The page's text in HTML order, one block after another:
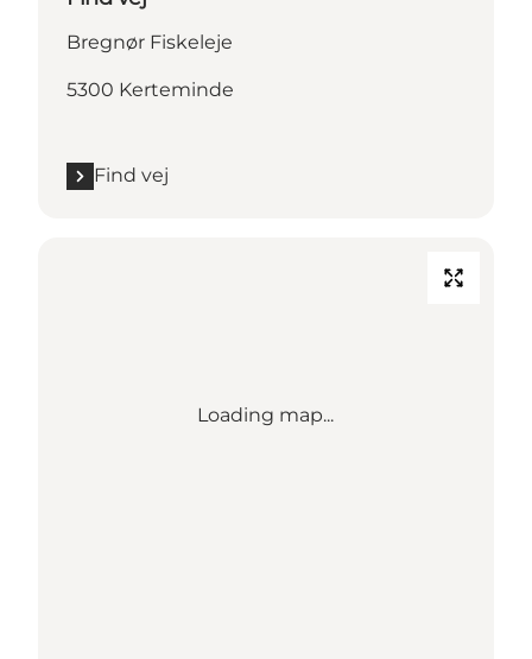
Bregnør Fiskeleje
5300 Kerteminde
Find vej
Loading map...